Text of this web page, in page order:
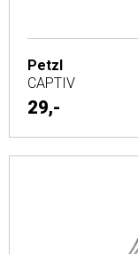
Petzl
CAPTIV
29,-